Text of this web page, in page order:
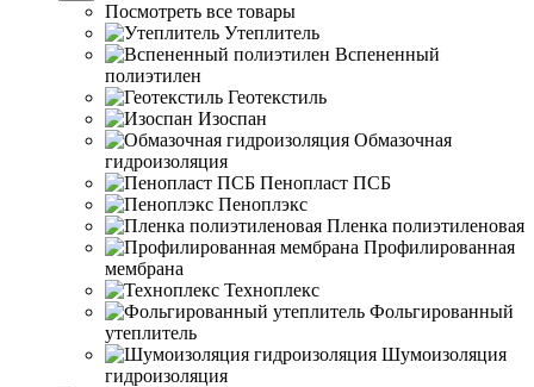
Посмотреть все товары
Утеплитель
Вспененный
полиэтилен
Геотекстиль
Изоспан
Обмазочная
гидроизоляция
Пенопласт ПСБ
Пеноплэкс
Пленка полиэтиленовая
Профилированная
мембрана
Техноплекс
Фольгированный
утеплитель
Шумоизоляция
гидроизоляция